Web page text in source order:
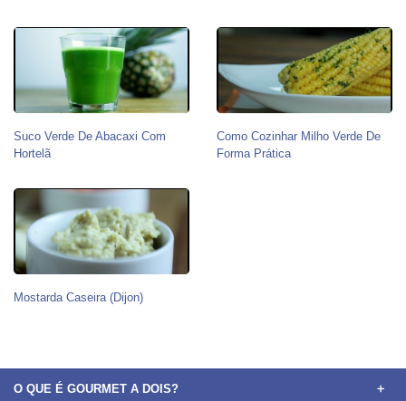
Suco Verde De Abacaxi Com
Hortelã
Como Cozinhar Milho Verde De
Forma Prática
Mostarda Caseira (Dijon)
O QUE É GOURMET A DOIS?